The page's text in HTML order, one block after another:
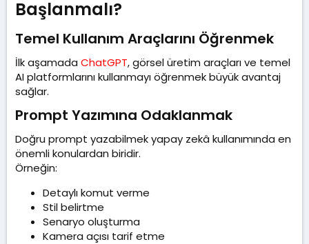
Başlanmalı?​
Temel Kullanım Araçlarını Öğrenmek​
İlk aşamada ChatGPT, görsel üretim araçları ve temel
AI platformlarını kullanmayı öğrenmek büyük avantaj
sağlar.
Prompt Yazımına Odaklanmak​
Doğru prompt yazabilmek yapay zekâ kullanımında en
önemli konulardan biridir.
Örneğin:
Detaylı komut verme
Stil belirtme
Senaryo oluşturma
Kamera açısı tarif etme